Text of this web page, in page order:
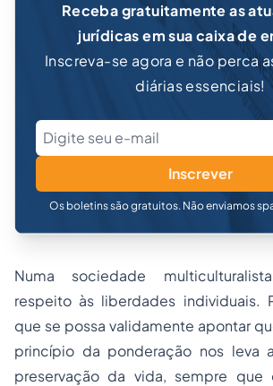
Receba gratuitamente as
jurídicas em sua caixa de
Inscreva-se agora e não perca
diárias essenciais!
Inscrever
Os boletins são gratuitos. Não enviamos
Numa sociedade
respeito às liberdades individuais.
que se possa validamente apontar
princípio da ponderação nos leva
preservação da vida, sempre que